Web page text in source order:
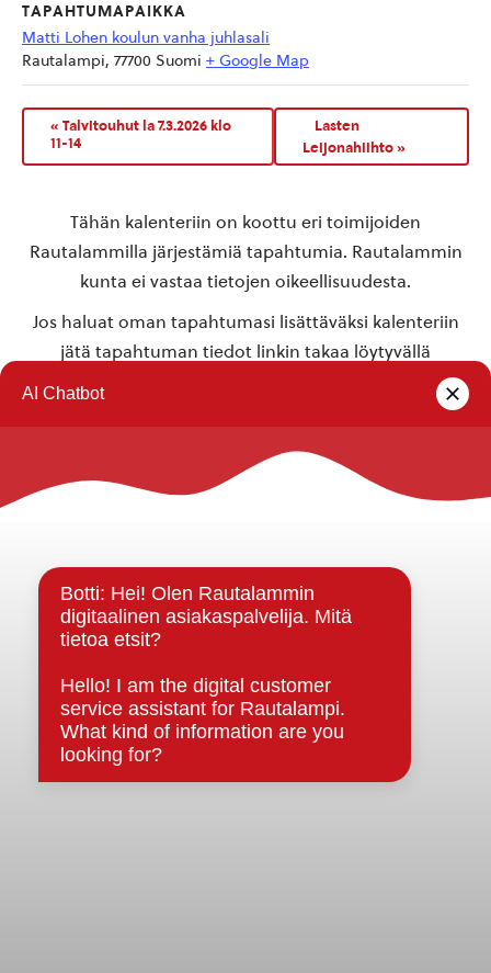
TAPAHTUMAPAIKKA
Matti Lohen koulun vanha juhlasali
Rautalampi, 77700 Suomi + Google Map
« Talvitouhut la 7.3.2026 klo
11-14
Lasten
Leijonahiihto»
Tähän kalenteriin on koottu eri toimijoiden
Rautalammilla järjestämiä tapahtumia. Rautalammin
kunta ei vastaa tietojen oikeellisuudesta.
Jos haluat oman tapahtumasi lisättäväksi kalenteriin
jätä tapahtuman tiedot linkin takaa löytyvällä
Rautalammin kunta
Strategiat, ohjelmat, ohjeet, suunnitelmat, säännöt ja
sopimukset
Asiakirjajulkisuuskuvaus
Evästeet
Saavutettavuusseloste
Tietosuoja
Tietosuojaselosteet